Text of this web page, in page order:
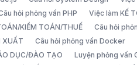
hỏi phỏng vấn PHP Việc làm KẾ
KIỂM TOÁN/THUẾ
Câu hỏi
XUẤT
Câu hỏi phỏng vấn Docker
DỤC/ĐÀO TẠO
Luyện phỏng vấn